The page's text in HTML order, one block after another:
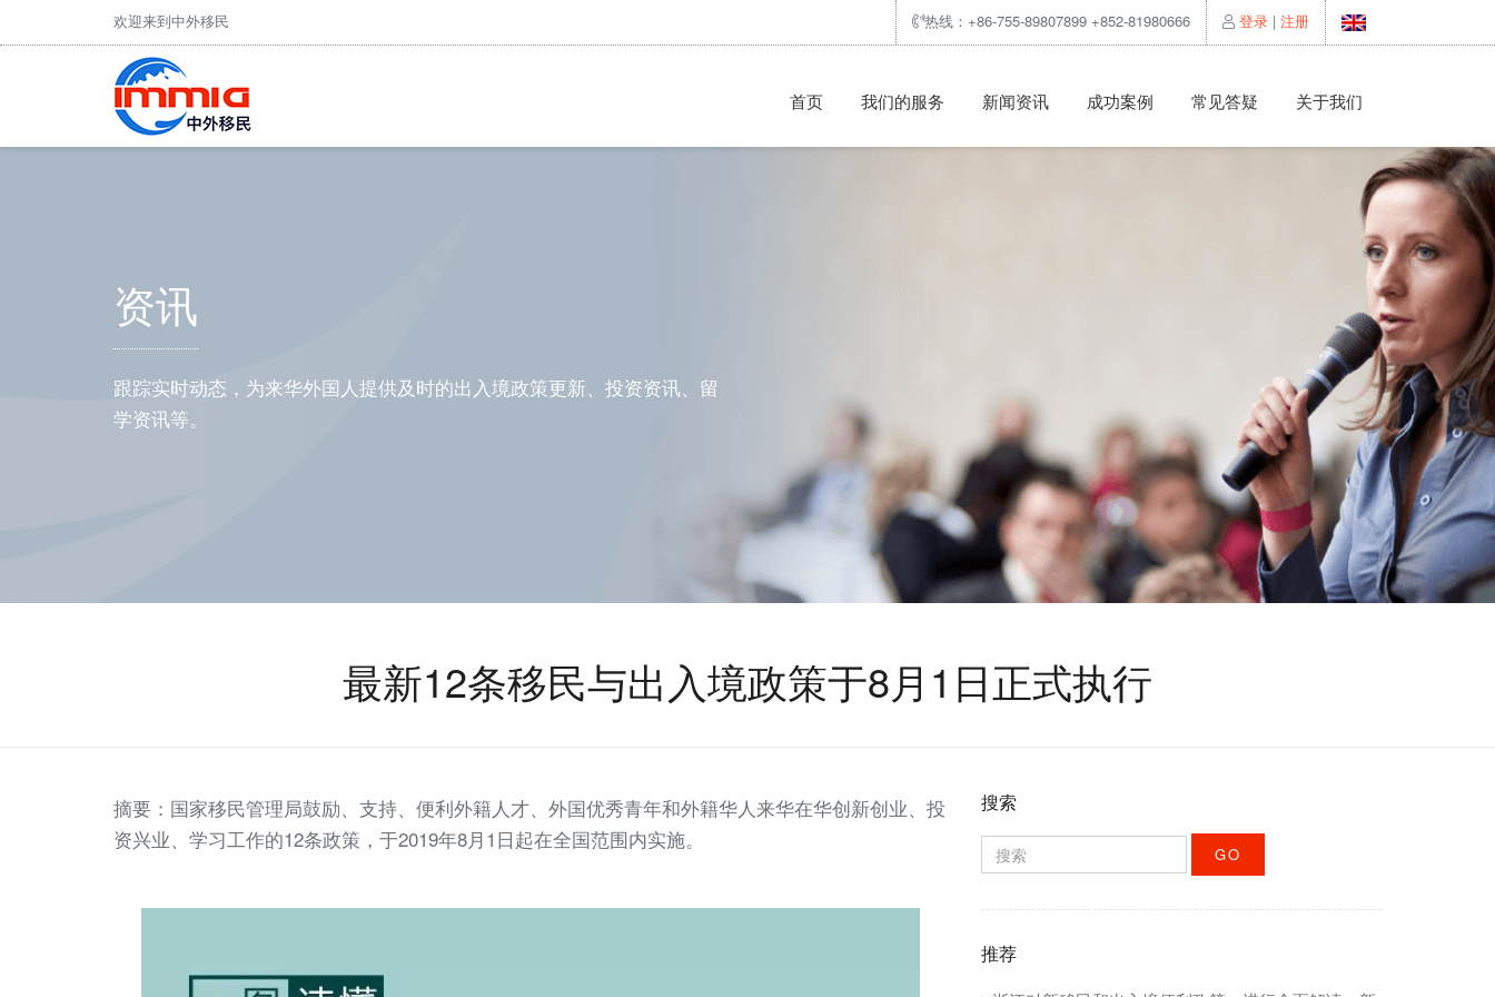
欢迎来到中外移民 热线：+86-755-89807899 +852-81980666 登录 | 注册
首页 我们的服务 新闻资讯 成功案例 常见答疑 关于我们
资讯
跟踪实时动态，为来华外国人提供及时的出入境政策更新、投资资讯、留
学资讯等。
最新12条移民与出入境政策于8月1日正式执行
摘要：国家移民管理局鼓励、支持、便利外籍人才、外国优秀青年和外籍华人来华在华创新创业、投
资兴业、学习工作的12条政策，于2019年8月1日起在全国范围内实施。
搜索
搜
索
GO
推荐